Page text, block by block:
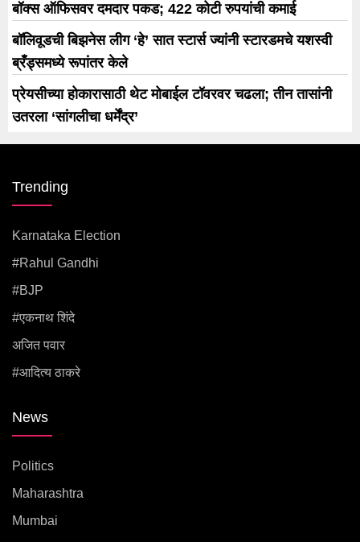
बॉक्स ऑफिसवर दमदार पकड; 422 कोटी रुपयांची कमाई
बॉलिवूडची बिझनेस लीग ‘हे’ सात स्टार्स ज्यांनी स्टारडमचे यशस्वी
ब्रँड्समध्ये रूपांतर केले
प्रेयसीच्या होकारासाठी थेट मोबाईल टॉवरवर चढला; तीन तासांनी
उतरला ‘सांगलीचा धर्मेंद्र’
Trending
Karnataka Election
#rahul Gandhi
#BJP
#एकनाथ शिंदे
अजित पवार
#आदित्य ठाकरे
News
Politics
Maharashtra
Mumbai